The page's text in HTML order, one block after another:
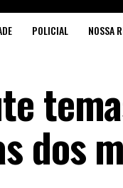
POLICIAL NOSSA
dos